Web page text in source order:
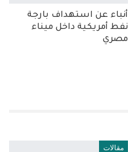
أنباء عن استهداف بارجة
نفط أمريكية داخل ميناء
مصري
مقالات